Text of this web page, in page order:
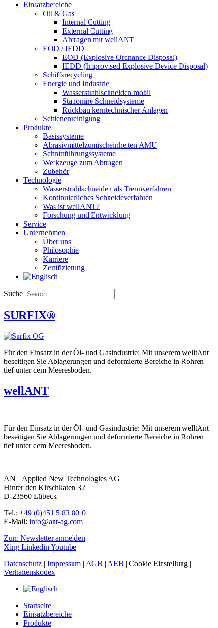
Einsatzbereiche
Oil & Gas
Internal Cutting
External Cutting
Abtragen mit wellANT
EOD / IEDD
EOD (Explosive Ordnance Disposal)
IEDD (Improvised Explosive Device Disposal)
Schiffsrecycling
Energie und Industrie
Wasserstrahlschneiden mobil
Stationäre Schneidsysteme
Rückbau kerntechnischer Anlagen
Schienenreinigung
Produkte
Basissysteme
Abrasivmittelzumischeinheiten AMU
Schnittführungssysteme
Werkzeuge zum Abtragen
Zubehör
Technologie
Wasserstrahlschneiden als Trennverfahren
Kontinuierliches Schneideverfahren
Was ist wellANT?
Forschung und Entwicklung
Service
Unternehmen
Über uns
Philosophie
Karriere
Zertifizierung​
Suche
SURFIX®
Für den Einsatz in der Öl- und Gasindustrie: Mit unserem welltAnt
beseitigen Sie Ablagerungen und deformierte Bereiche in Rohren
tief unter dem Meeresboden.
wellANT
Für den Einsatz in der Öl- und Gasindustrie: Mit unserem welltAnt
beseitigen Sie Ablagerungen und deformierte Bereiche in Rohren
tief unter dem Meeresboden.
ANT Applied New Technologies AG
Hinter den Kirschkaten 32
D-23560 Lübeck
Tel.: +49 (0)451 5 83 80-0
E-Mail: info@ant-ag.com
Zum Newsletter anmelden
Xing Linkedin Youtube
Datenschutz | Impressum | AGB | AEB | Cookie Einstellung |
Verhaltenskodex
Startseite
Einsatzbereiche
Produkte